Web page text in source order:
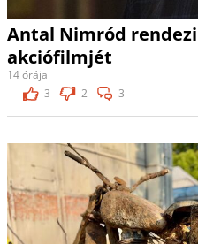
Antal Nimród
akciófilmjét
14 órája
3
2 3